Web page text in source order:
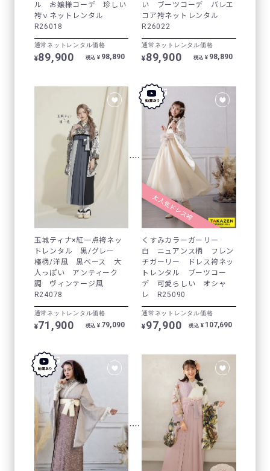
ル お嬢様コーデ 珍しい
袴ｖネットレンタル
R26018
通常ネットレンタル価格
¥89,900 税込 ¥ 98,890
い ブーツコーデ バレエ
コア袴ネットレンタル
R26022
通常ネットレンタル価格
¥89,900 税込 ¥ 98,890
玉城ティナ×紅一点袴ネッ
トレンタル 黒/グレー
椿柄/洋風 黒ベース 大
人っぽい アンティーク
調 ヴィンテージ風
R24078
通常ネットレンタル価格
¥71,900 税込 ¥ 79,090
大人気ドレス袴
くすみカラーガーリー
白 ニュアンス柄 フレン
チガーリー ドレス袴ネッ
トレンタル ブーツコー
デ 可愛らしい オシャ
レ R25090
通常ネットレンタル価格
¥97,900 税込 ¥ 107,690